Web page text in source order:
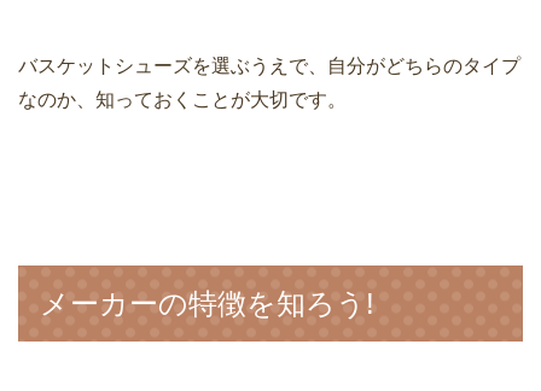
バスケットシューズを選ぶうえで、自分がどちらのタイプ
なのか、知っておくことが大切です。
メーカーの特徴を知ろう!